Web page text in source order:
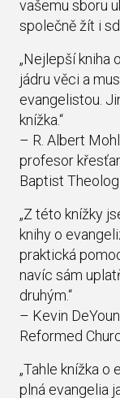
vašemu sboru
společně žít i
„Nejlepší kniha
jádru věci a
evangelistou.
knížka.“
– R. Albert
profesor
Baptist
„Z této knížky
knihy o
praktická
navíc sám
druhým.“
– Kevin
Reformed
„Tahle knížka
plná evangelia